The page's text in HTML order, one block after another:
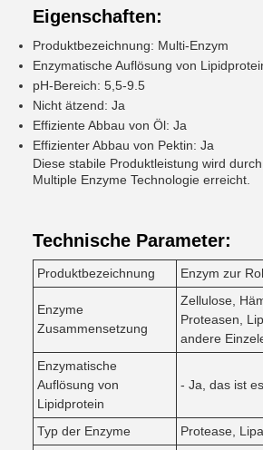
Eigenschaften:
Produktbezeichnung: Multi-Enzym
Enzymatische Auflösung von
pH-Bereich: 5,5-9.5
Nicht ätzend: Ja
Effiziente Abbau von Öl: Ja
Effizienter Abbau von Pektin: Ja
Diese stabile Produktleistung wird
Multiple Enzyme Technologie erreicht.
Technische Parameter:
Produktbezeichnung Enzym zur
Enzyme
Zusammensetzung
Zellulose,
Proteasen,
andere
Enzymatische
Auflösung von
Lipidprotein
- Ja, das ist es.
Typ der Enzyme
Protease,